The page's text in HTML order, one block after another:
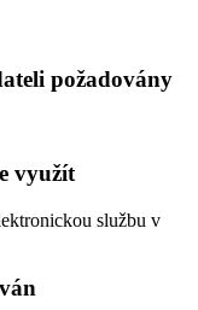
požadovány
využít
službu v